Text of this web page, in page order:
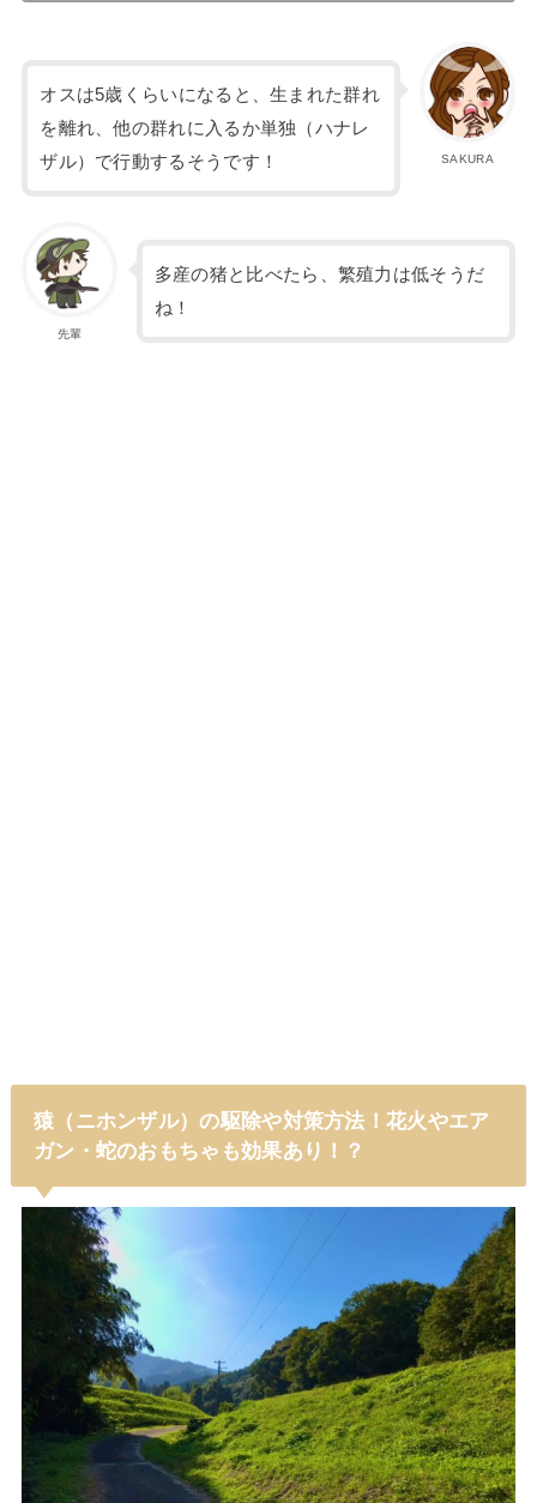
SAKURA
オスは5歳くらいになると、生まれた群れ
を離れ、他の群れに入るか単独（ハナレ
ザル）で行動するそうです！
先輩
多産の猪と比べたら、繁殖力は低そうだ
ね！
猿（ニホンザル）の駆除や対策方法！花火やエア
ガン・蛇のおもちゃも効果あり！？